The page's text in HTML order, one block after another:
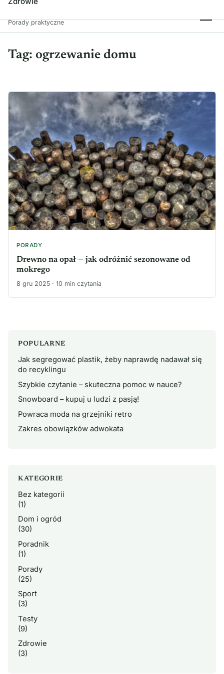
Porady praktyczne
Tag: ogrzewanie domu
PORADY
Drewno na opał — jak odróżnić sezonowane od
mokrego
8 gru 2025 · 10 min czytania
POPULARNE
Jak segregować plastik, żeby naprawdę nadawał się
do recyklingu
Szybkie czytanie – skuteczna pomoc w nauce?
Snowboard – kupuj u ludzi z pasją!
Powraca moda na grzejniki retro
Zakres obowiązków adwokata
KATEGORIE
Bez kategorii
(1)
Dom i ogród
(30)
Poradnik
(1)
Porady
(25)
Sport
(3)
Testy
(9)
Zdrowie
(3)